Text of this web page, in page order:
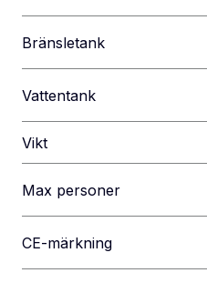
Bränsletank
Vattentank
Vikt
Max personer
CE-märkning